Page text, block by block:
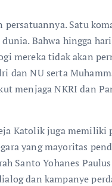
Satu
Bahwa hingga
mereka tidak akan
dan NU serta
menjaga NKRI dan
Katolik juga memiliki
yang mayoritas
Santo Yohanes
dan kampanye